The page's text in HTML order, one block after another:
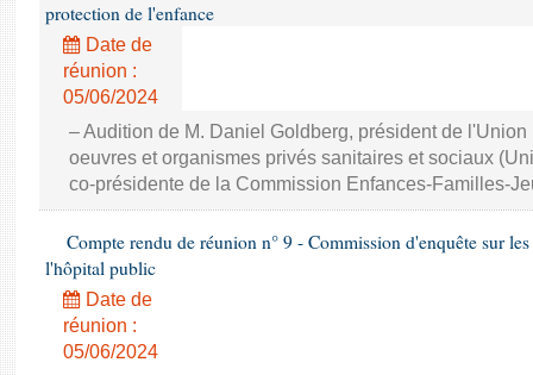
protection de l'enfance
Date de
réunion :
05/06/2024
– Audition de M. Daniel Goldberg, président de
oeuvres et organismes privés sanitaires et sociaux
co-présidente de la Commission Enfances-Familles-
Compte rendu de réunion n° 9 - Commission d'enquête sur
l'hôpital public
Date de
réunion :
05/06/2024